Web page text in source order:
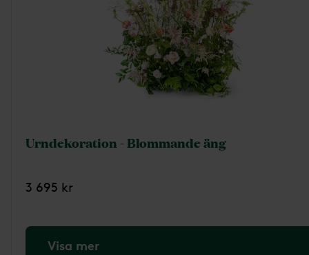
Urndekoration - Blommande äng
3 695 kr
Visa mer